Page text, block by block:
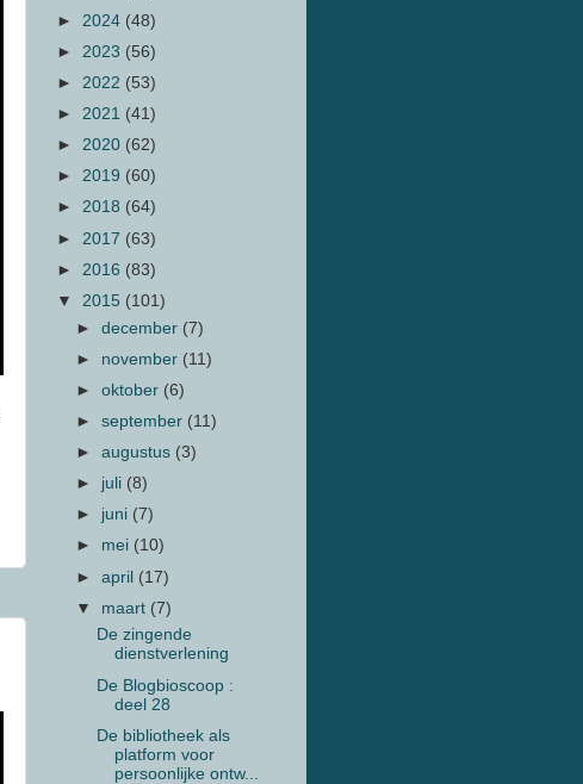
► 2024 (48)
► 2023 (56)
► 2022 (53)
► 2021 (41)
► 2020 (62)
► 2019 (60)
► 2018 (64)
► 2017 (63)
► 2016 (83)
▼ 2015 (101)
►december (7)
► november (11)
►oktober (6)
►september (11)
►augustus (3)
► juli (8)
► juni (7)
► mei (10)
►april (17)
▼ maart (7)
De zingende
dienstverlening
De Blogbioscoop :
deel 28
De bibliotheek als
platform voor
persoonlijke ontw...